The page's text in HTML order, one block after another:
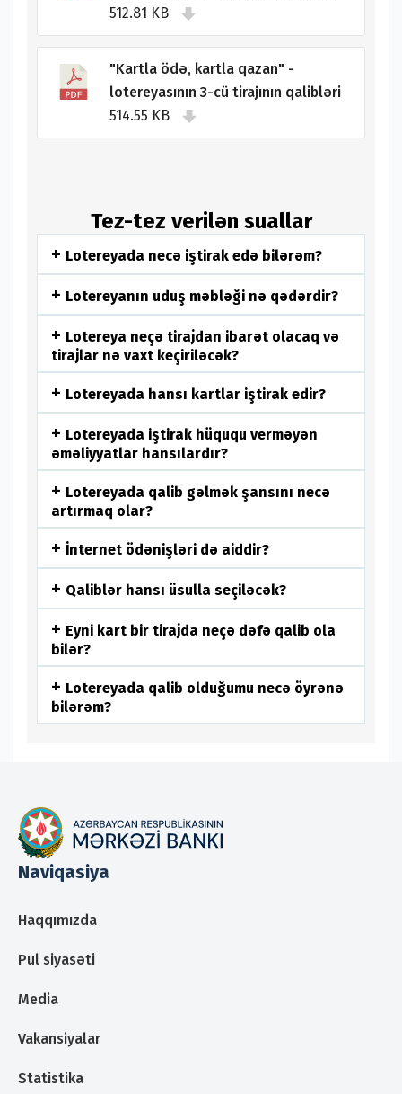
512.81 KB
"Kartla ödə, kartla qazan" -
lotereyasının 3-cü tirajının qalibləri
514.55 KB
Tez-tez verilən suallar
Lotereyada necə iştirak edə bilərəm?
Lotereyanın uduş məbləği nə qədərdir?
Lotereya neçə tirajdan ibarət olacaq və
tirajlar nə vaxt keçiriləcək?
Lotereyada hansı kartlar iştirak edir?
Lotereyada iştirak hüququ verməyən
əməliyyatlar hansılardır?
Lotereyada qalib gəlmək şansını necə
artırmaq olar?
İnternet ödənişləri də aiddir?
Qaliblər hansı üsulla seçiləcək?
Eyni kart bir tirajda neçə dəfə qalib ola
bilər?
Lotereyada qalib olduğumu necə öyrənə
bilərəm?
Naviqasiya
Haqqımızda
Pul siyasəti
Media
Vakansiyalar
Statistika